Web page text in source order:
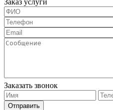
Заказать звонок
Отправить